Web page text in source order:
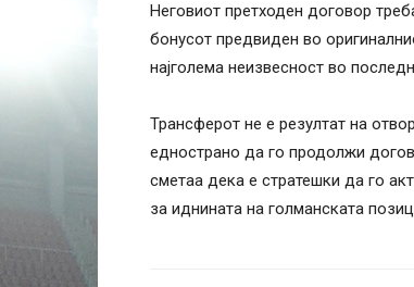
Неговиот претходен договор
бонусот предвиден во
најголема неизвесност во
Трансферот не е резултат на
еднострано да го продолжи
сметаа дека е стратешки да го
за иднината на голманската